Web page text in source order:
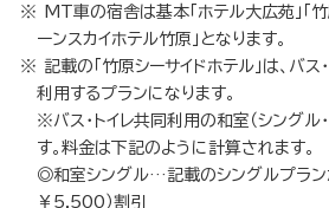
MT車の宿舎は基本「ホテル大広苑」「竹
ーンスカイホテル竹原」となります。
記載の「竹原シーサイドホテル」は、バ
利用するプランになります。
※バス・トイレ共同利用の和室（シングル・
す。料金は下記のように計算されます。
◎和室シングル…記載のシングルプラ
￥5,500）割引